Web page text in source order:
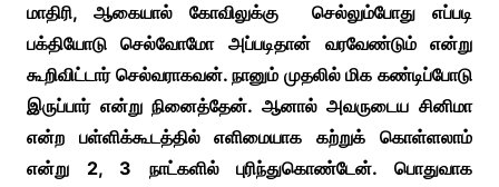
மாதிரி, ஆகையால் கோவிலுக்கு செல்லும்போது எப்படி
பக்தியோடு செல்வோமோ அப்படிதான் வரவேண்டும் என்று
கூறிவிட்டார் செல்வராகவன். நானும் முதலில் மிக கண்டிப்போடு
இருப்பார் என்று நினைத்தேன். ஆனால் அவருடைய சினிமா
என்ற பள்ளிக்கூடத்தில் எளிமையாக கற்றுக் கொள்ளலாம்
என்று 2, 3 நாட்களில் புரிந்துகொண்டேன். பொதுவாக